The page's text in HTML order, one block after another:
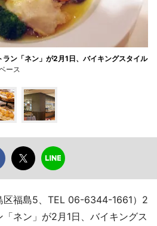
ラン「ネン」が2月1日、バイキングスタイル
ース
区福島5、TEL 06-6344-1661）2
ネン」が2月1日、バイキングス